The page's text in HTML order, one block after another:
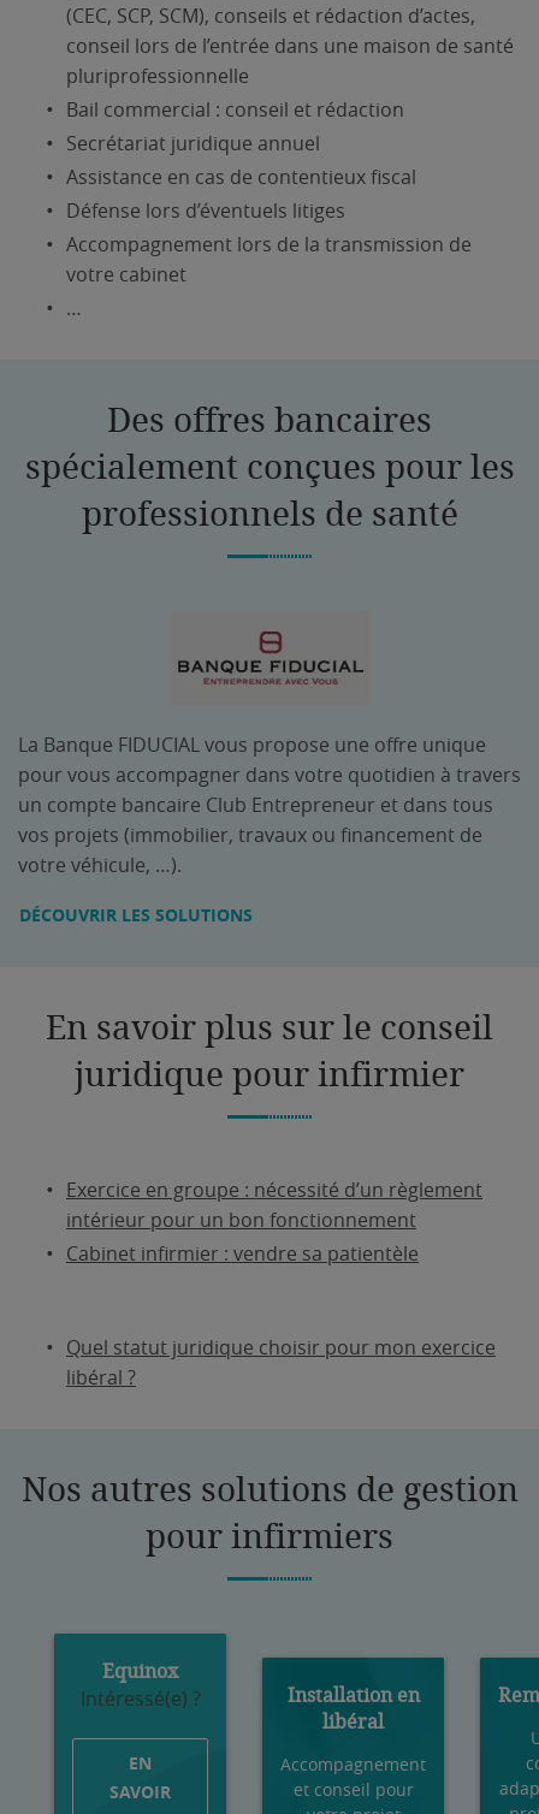
(CEC, SCP, SCM), conseils et rédaction d’actes,
conseil lors de l’entrée dans une maison de santé
pluriprofessionnelle
Bail commercial : conseil et rédaction
Secrétariat juridique annuel
Assistance en cas de contentieux fiscal
Défense lors d’éventuels litiges
Accompagnement lors de la transmission de
votre cabinet
…
Des offres bancaires
spécialement conçues pour les
professionnels de santé
La Banque FIDUCIAL vous propose une offre unique
pour vous accompagner dans votre quotidien à travers
un compte bancaire Club Entrepreneur et dans tous
vos projets (immobilier, travaux ou financement de
votre véhicule, …).
DÉCOUVRIR LES SOLUTIONS
En savoir plus sur le conseil
juridique pour infirmier
Exercice en groupe : nécessité d’un règlement
intérieur pour un bon fonctionnement
Cabinet infirmier : vendre sa patientèle
Quel statut juridique choisir pour mon exercice
libéral ?
Nos autres solutions de gestion
pour infirmiers
Equinox
Intéressé(e) ?
EN
SAVOIR
Installation en
libéral
Accompagnement
et conseil pour